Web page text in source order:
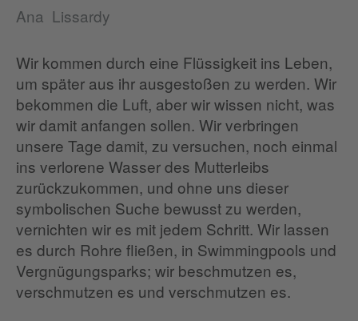
Ana Lissardy
Wir kommen durch eine Flüssigkeit ins Leben,
um später aus ihr ausgestoßen zu werden. Wir
bekommen die Luft, aber wir wissen nicht, was
wir damit anfangen sollen. Wir verbringen
unsere Tage damit, zu versuchen, noch einmal
ins verlorene Wasser des Mutterleibs
zurückzukommen, und ohne uns dieser
symbolischen Suche bewusst zu werden,
vernichten wir es mit jedem Schritt. Wir lassen
es durch Rohre fließen, in Swimmingpools und
Vergnügungsparks; wir beschmutzen es,
verschmutzen es und verschmutzen es.